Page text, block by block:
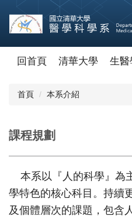
主
要
回首頁 清華大學 生醫
首頁 本系介紹
課程規劃
本系以『人的科學』為
學特色的核心科目。持續
及個體層次的課題，包含